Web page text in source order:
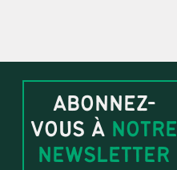
ABONNEZ-
VOUS À NOTRE
NEWSLETTER